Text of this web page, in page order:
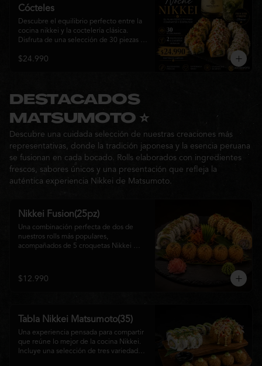
crema y cebollín, frito en panko hasta
obtener un dorado perfecto y una
textura irresistible.
Cócteles
Descubre el equilibrio perfecto entre la
cocina nikkei y la coctelería clásica.
Disfruta de una selección de 30 piezas
frescos, acompañadas de 2 Pisco Sour o
a Matsumoto Nikkei.
Ideal para: una cita, una salida con
amigos o una noche especial llena de
sabor y buena compañía.
$24.990
DESTACADOS
MATSUMOTO ⭐
Descubre una cuidada selección de nuestras creaciones más
representativas, donde la tradición japonesa y la esencia peruana
se fusionan en cada bocado. Rolls elaborados con ingredientes
frescos, sabores únicos y una presentación que refleja la
auténtica experiencia Nikkei de Matsumoto.
Nikkei Fusion(25pz)
Una combinación perfecta de dos de
nuestros rolls más populares,
acompañados de 5 croquetas Nikkei
cremosa salsa de la casa. Una tabla que
reúne diferentes texturas y sabores, ideal
$12.990
Tabla Nikkei Matsumoto(35)
Una experiencia pensada para compartir
que reúne lo mejor de la cocina Nikkei.
Incluye una selección de tres variedades